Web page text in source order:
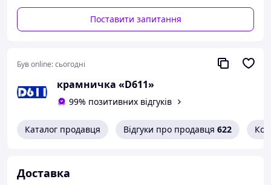
Поставити запитання
Був online:сьогодні
крамничка «D611»
99% позитивних відгуків
Каталог продавця Відгуки про продавця 622
Доставка